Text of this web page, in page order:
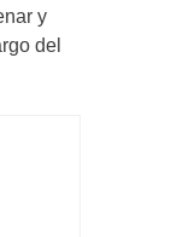
y
del